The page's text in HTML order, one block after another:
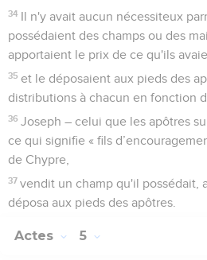
34 Il n'y avait aucun nécessiteux
possédaient des champs ou des
apportaient le prix de ce qu'ils
35 et le déposaient aux pieds des
distributions à chacun en fonction
36 Joseph – celui que les apôtres
ce qui signifie « fils
de Chypre,
37 vendit un champ qu'il possédait,
déposa aux pieds des apôtres.
Actes 5